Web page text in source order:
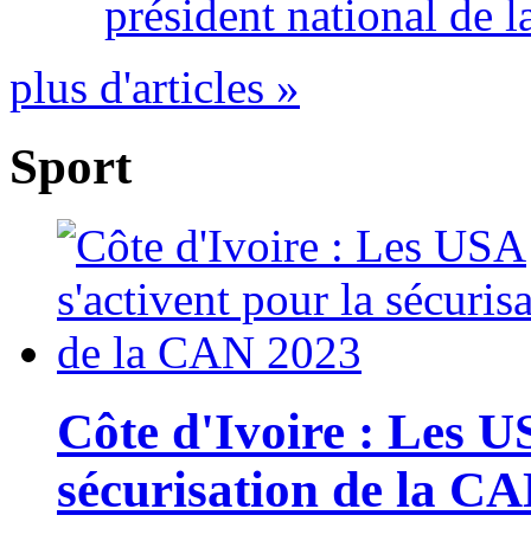
président national de
plus d'articles »
Sport
Côte d'Ivoire : Les
sécurisation de la